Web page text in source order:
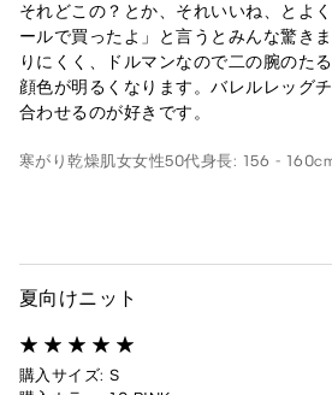
それどこの？とか、それいいね、とよ
ールで買ったよ」と言うとみんな驚き
りにくく、ドルマンなので二の腕のた
顔色が明るくなります。バレルレッグ
合わせるのが好きです。
寒がり乾燥肌女女性50代身長: 156 -
夏向けニット
購入サイズ: S